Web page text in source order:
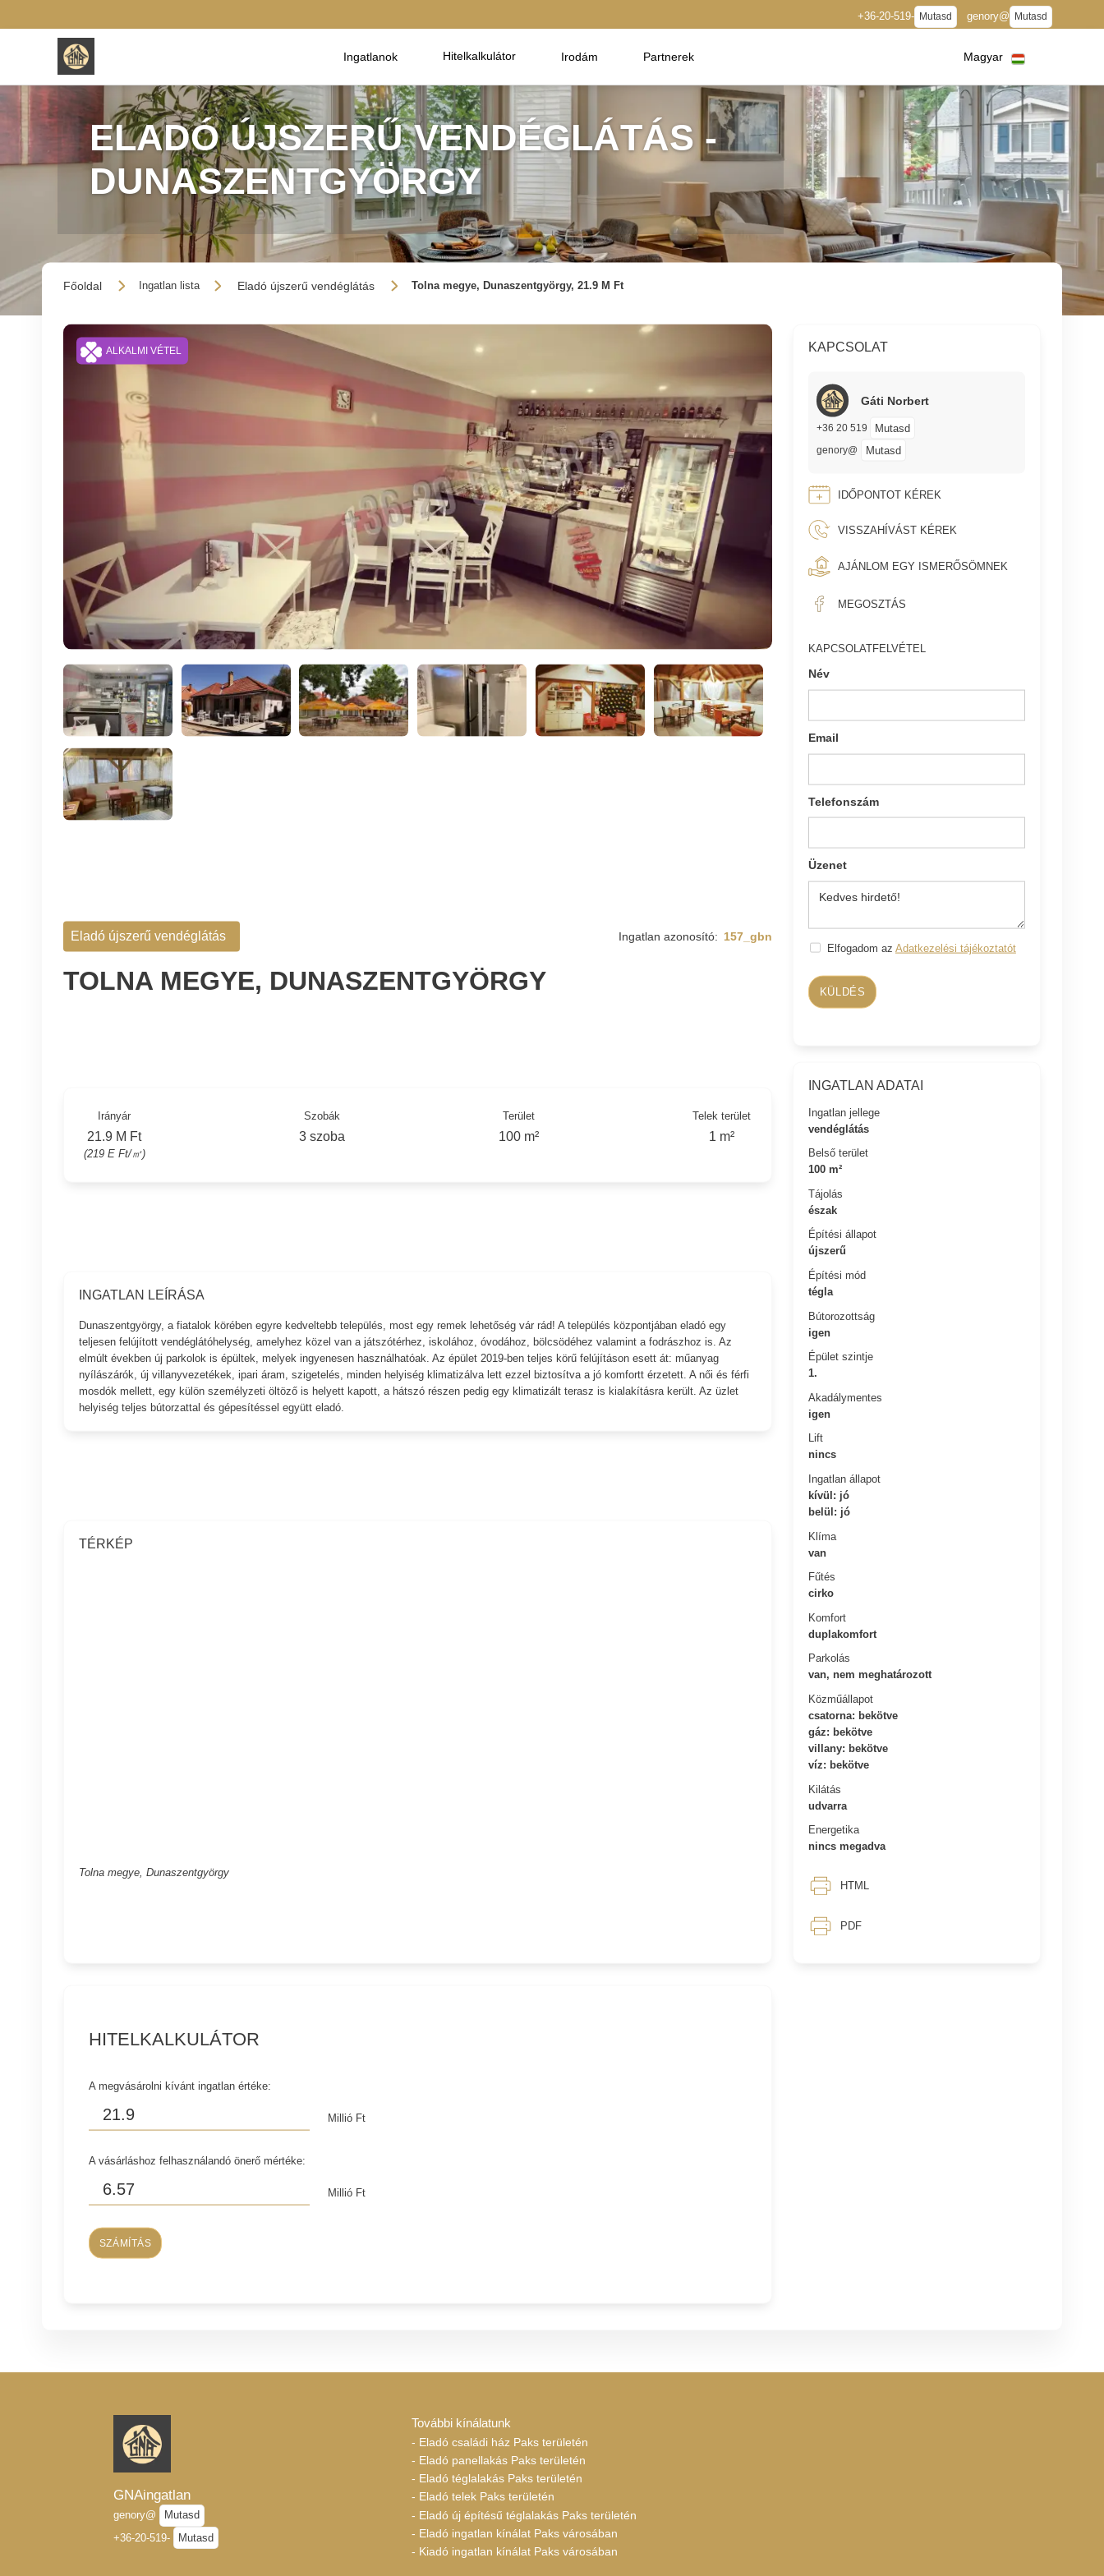
+36-20-519- Mutasd genory@ Mutasd
Ingatlanok Hitelkalkulátor Irodám Partnerek Magyar
ELADÓ ÚJSZERŰ VENDÉGLÁTÁS -
DUNASZENTGYÖRGY
Főoldal Ingatlan lista Eladó újszerű vendéglátás Tolna megye, Dunaszentgyörgy, 21.9 M Ft
ALKALMI VÉTEL KAPCSOLAT
Gáti Norbert
+36 20 519 Mutasd
genory@ Mutasd
IDŐPONTOT KÉREK
VISSZAHÍVÁST KÉREK
AJÁNLOM EGY ISMERŐSÖMNEK
MEGOSZTÁS
KAPCSOLATFELVÉTEL
Név
Email
Telefonszám
Üzenet
Elfogadom az Adatkezelési tájékoztatót
KÜLDÉS
INGATLAN ADATAI
Ingatlan jellege
vendéglátás
Belső terület
100 m²
Tájolás
észak
Építési állapot
újszerű
Építési mód
tégla
Bútorozottság
igen
Épület szintje
1.
Akadálymentes
igen
Lift
nincs
Ingatlan állapot
kívül: jó
belül: jó
Klíma
van
Fűtés
cirko
Komfort
duplakomfort
Parkolás
van, nem meghatározott
Közműállapot
csatorna: bekötve
gáz: bekötve
villany: bekötve
víz: bekötve
Kilátás
udvarra
Energetika
nincs megadva
HTML
PDF
Eladó újszerű vendéglátás Ingatlan azonosító: 157_gbn
TOLNA MEGYE, DUNASZENTGYÖRGY
Irányár
21.9 M Ft
(219 E Ft/㎡)
Szobák
3 szoba
Terület
100 m²
Telek terület
1 m²
INGATLAN LEÍRÁSA
Dunaszentgyörgy, a fiatalok körében egyre kedveltebb település, most egy remek lehetőség vár rád! A település központjában eladó egy
teljesen felújított vendéglátóhelység, amelyhez közel van a játszótérhez, iskolához, óvodához, bölcsödéhez valamint a fodrászhoz is. Az
elmúlt években új parkolok is épültek, melyek ingyenesen használhatóak. Az épület 2019-ben teljes körű felújításon esett át: műanyag
nyílászárók, új villanyvezetékek, ipari áram, szigetelés, minden helyiség klimatizálva lett ezzel biztosítva a jó komfortt érzetett. A női és férfi
mosdók mellett, egy külön személyzeti öltöző is helyett kapott, a hátszó részen pedig egy klimatizált terasz is kialakításra került. Az üzlet
helyiség teljes bútorzattal és gépesítéssel együtt eladó.
TÉRKÉP
Tolna megye, Dunaszentgyörgy
HITELKALKULÁTOR
A megvásárolni kívánt ingatlan értéke:
Millió Ft
A vásárláshoz felhasználandó önerő mértéke:
Millió Ft
SZÁMÍTÁS
GNAingatlan
genory@
Mutasd
+36-20-519-
Mutasd
További kínálatunk
- Eladó családi ház Paks területén
- Eladó panellakás Paks területén
- Eladó téglalakás Paks területén
- Eladó telek Paks területén
- Eladó új építésű téglalakás Paks területén
- Eladó ingatlan kínálat Paks városában
- Kiadó ingatlan kínálat Paks városában